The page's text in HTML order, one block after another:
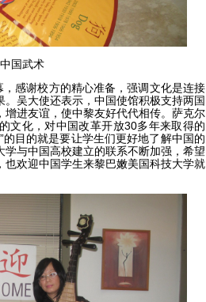
国武术
感谢校方的精心准备，强调文化是连接
吴大使还表示，中国使馆积极支持两国
进友谊，使中黎友好代代相传。萨克尔
文化，对中国改革开放30多年来取得的
目的就是要让学生们更好地了解中国的
与中国高校建立的联系不断加强，希望
欢迎中国学生来黎巴嫩美国科技大学就